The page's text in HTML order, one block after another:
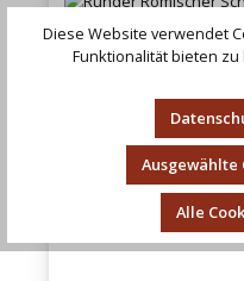
Diese Website verwendet
Funktionalität bieten zu
Ausgewählte
Alle